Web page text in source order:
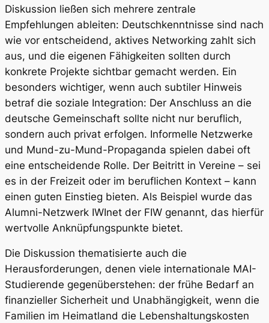
Diskussion ließen sich mehrere zentrale
Empfehlungen ableiten: Deutschkenntnisse sind nach
wie vor entscheidend, aktives Networking zahlt sich
aus, und die eigenen Fähigkeiten sollten durch
konkrete Projekte sichtbar gemacht werden. Ein
besonders wichtiger, wenn auch subtiler Hinweis
betraf die soziale Integration: Der Anschluss an die
deutsche Gemeinschaft sollte nicht nur beruflich,
sondern auch privat erfolgen. Informelle Netzwerke
und Mund-zu-Mund-Propaganda spielen dabei oft
eine entscheidende Rolle. Der Beitritt in Vereine – sei
es in der Freizeit oder im beruflichen Kontext – kann
einen guten Einstieg bieten. Als Beispiel wurde das
Alumni-Netzwerk IWInet der FIW genannt, das hierfür
wertvolle Anknüpfungspunkte bietet.
Die Diskussion thematisierte auch die
Herausforderungen, denen viele internationale MAI-
Studierende gegenüberstehen: der frühe Bedarf an
finanzieller Sicherheit und Unabhängigkeit, wenn die
Familien im Heimatland die Lebenshaltungskosten